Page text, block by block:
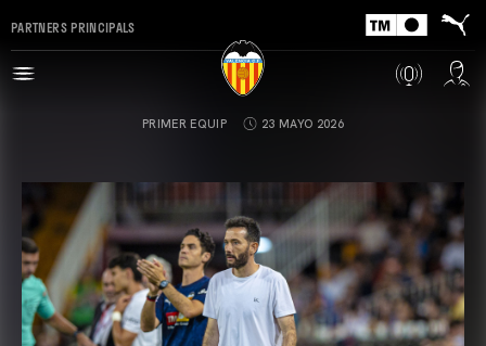
PARTNERS PRINCIPALS
PRIMER EQUIP 23 MAYO 2026